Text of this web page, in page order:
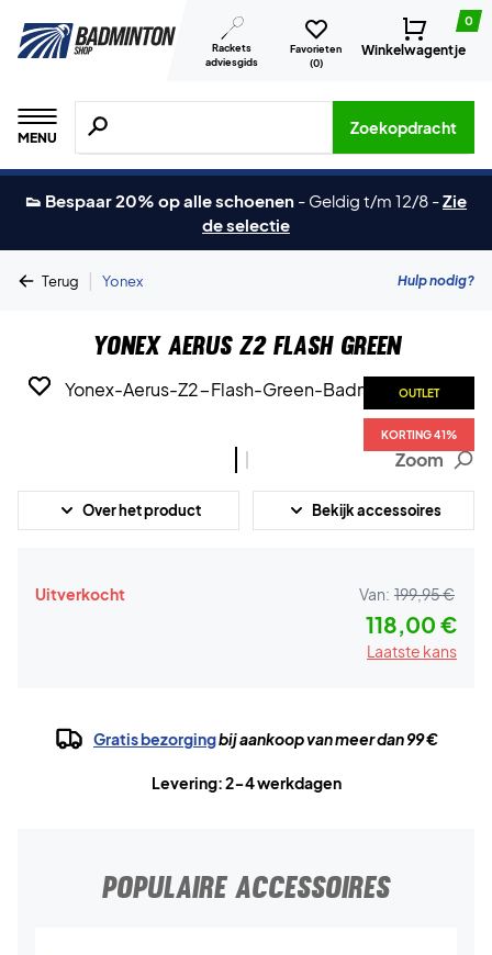
Rackets
adviesgids
Favorieten
(0)
0
Winkelwagentje
MENU
Zoeken naar producten, merken etc.
Zoekopdracht
👟 Bespaar 20% op alle schoenen - Geldig t/m 12/8 -Zie
de selectie
Terug | Yonex Hulp nodig?
Yonex Aerus Z2 Flash Green
OUTLET
KORTING 41%
OUTLET
KORTING 41%
Zoom
Over het product Bekijk accessoires
Uitverkocht Van: 199,95 €
118,00 €
Laatste kans
Gratis bezorgingbij aankoop van meer dan 99 €
Levering: 2-4 werkdagen
POPULAIRE ACCESSOIRES